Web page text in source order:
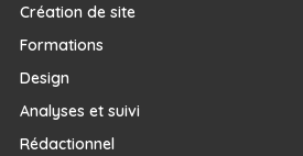
Création de site
Formations
Design
Analyses et suivi
Rédactionnel